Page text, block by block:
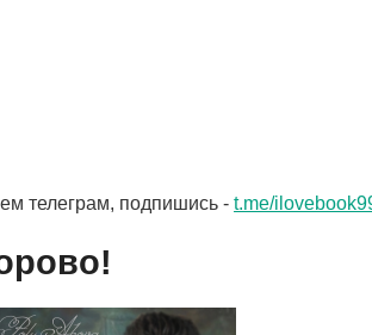
телеграм, подпишись - t.me/